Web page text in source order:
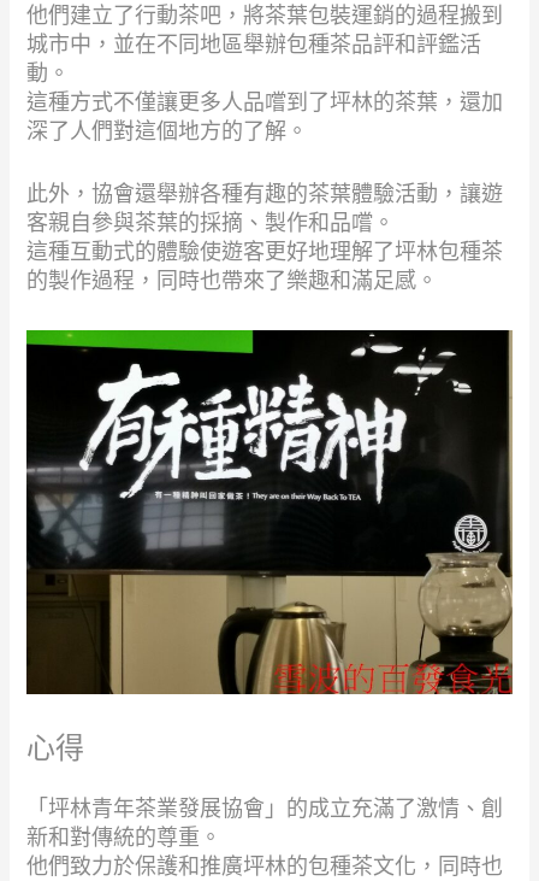
他們建立了行動茶吧，將茶葉包裝運銷的過程搬到
城市中，並在不同地區舉辦包種茶品評和評鑑活
動。
這種方式不僅讓更多人品嚐到了坪林的茶葉，還加
深了人們對這個地方的了解。
此外，協會還舉辦各種有趣的茶葉體驗活動，讓遊
客親自參與茶葉的採摘、製作和品嚐。
這種互動式的體驗使遊客更好地理解了坪林包種茶
的製作過程，同時也帶來了樂趣和滿足感。
心得
「坪林青年茶業發展協會」的成立充滿了激情、創
新和對傳統的尊重。
他們致力於保護和推廣坪林的包種茶文化，同時也